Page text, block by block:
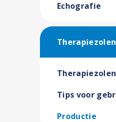
Echografie
Therapiezolen
Therapiezolen
Tips voor
Productie